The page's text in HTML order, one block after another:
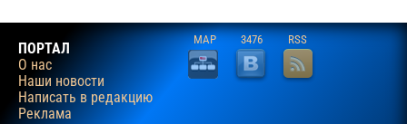
ПОРТАЛ
О нас
Наши новости
Написать в редакцию
Реклама
MAP 3476 RSS